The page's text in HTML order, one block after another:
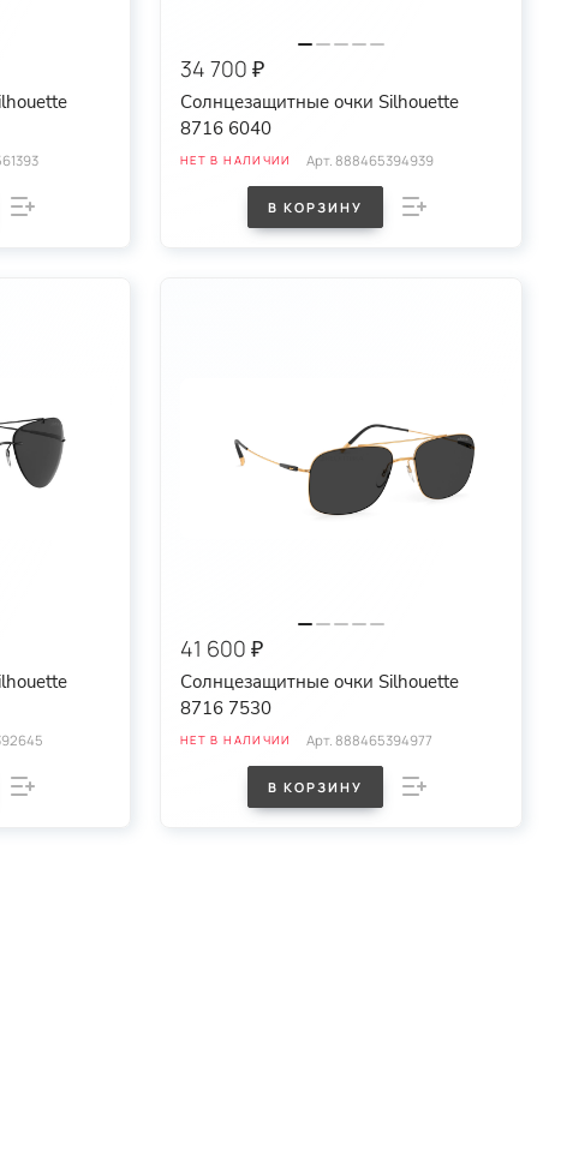
34 700 ₽
Солнцезащитные очки Silhouette
8716 6040
НЕТ В НАЛИЧИИ Арт. 888465394939
В КОРЗИНУ
41 600 ₽
Солнцезащитные очки Silhouette
8716 7530
НЕТ В НАЛИЧИИ Арт. 888465394977
В КОРЗИНУ